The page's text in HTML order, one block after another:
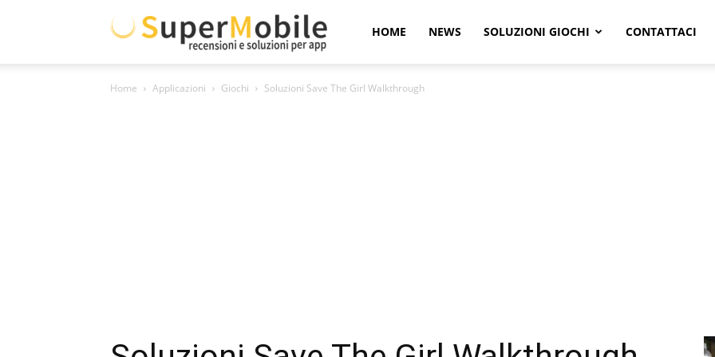
Super
Mobile
HOME NEWS SOLUZIONI GIOCHI CONTATTACI
Home Applicazioni Giochi Soluzioni Save The Girl Walkthrough